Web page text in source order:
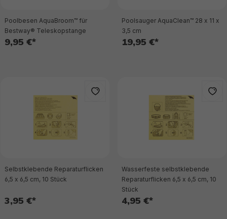
Poolbesen AquaBroom™ für
Bestway® Teleskopstange
9,95 €*
Poolsauger AquaClean™ 28 x 11 x
3,5 cm
19,95 €*
Selbstklebende Reparaturflicken
6,5 x 6,5 cm, 10 Stück
3,95 €*
Wasserfeste selbstklebende
Reparaturflicken 6,5 x 6,5 cm, 10
Stück
4,95 €*